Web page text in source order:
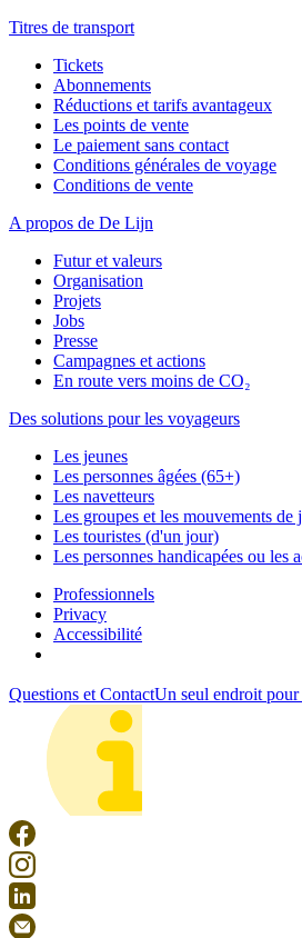
Titres de transport
Tickets
Abonnements
Réductions et tarifs avantageux
Les points de vente
Le paiement sans contact
Conditions générales de voyage
Conditions de vente
A propos de De Lijn
Futur et valeurs
Organisation
Projets
Jobs
Presse
Campagnes et actions
En route vers moins de CO₂
Des solutions pour les voyageurs
Les jeunes
Les personnes âgées (65+)
Les navetteurs
Les groupes et les mouvements de
Les touristes (d'un jour)
Les personnes handicapées ou les
Professionnels
Privacy
Accessibilité
Questions et ContactUn seul endroit pour